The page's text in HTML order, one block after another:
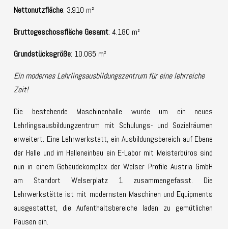
Nettonutzfläche: 3.910 m²
Bruttogeschossfläche Gesamt: 4.180 m²
Grundstücksgröße: 10.065 m²
Ein modernes Lehrlingsausbildungszentrum für eine lehrreiche
Zeit!
Die bestehende Maschinenhalle wurde um ein neues
Lehrlingsausbildungzentrum mit Schulungs- und Sozialräumen
erweitert. Eine Lehrwerkstatt, ein Ausbildungsbereich auf Ebene
der Halle und im Halleneinbau ein E-Labor mit Meisterbüros sind
nun in einem Gebäudekomplex der Welser Profile Austria GmbH
am Standort Welserplatz 1 zusammengefasst. Die
Lehrwerkstätte ist mit modernsten Maschinen und Equipments
ausgestattet, die Aufenthaltsbereiche laden zu gemütlichen
Pausen ein.